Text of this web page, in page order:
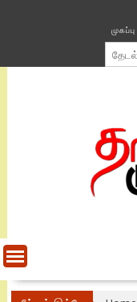
முகப்பு